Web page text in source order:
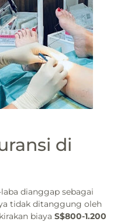
di
dianggap sebagai
tidak ditanggung oleh
biaya S$800-1.200